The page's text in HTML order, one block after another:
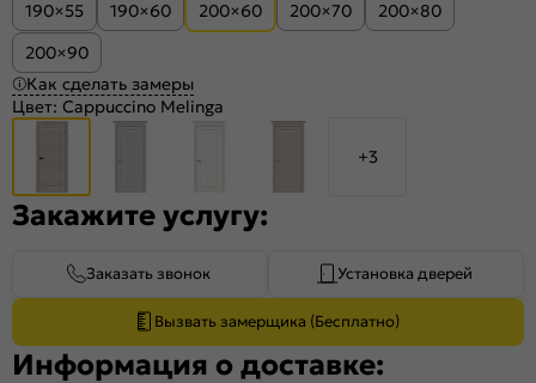
190×55
190×60 200×60 200×70
200×80
200×90
Как сделать замеры
Цвет: Cappuccino Melinga
+3
Закажите услугу:
Заказать звонок Установка дверей
Вызвать замерщика (Бесплатно)
Информация о доставке: